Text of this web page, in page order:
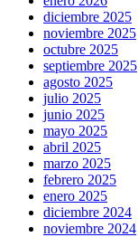
diciembre 2025
noviembre 2025
octubre 2025
septiembre 2025
agosto 2025
julio 2025
junio 2025
mayo 2025
abril 2025
marzo 2025
febrero 2025
enero 2025
diciembre 2024
noviembre 2024